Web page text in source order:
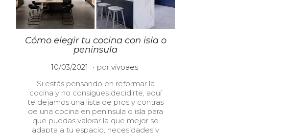
Cómo elegir tu cocina con isla o
península
P
b
l
i
c
a
d
10/03/2021
2
/
0
6
2
. por vivoaes
Si estás pensando en reformar la
cocina y no consigues decidirte, aquí
te dejamos una lista de pros y contras
de una cocina en península o isla para
que puedas valorar la que mejor se
adapta a tu espacio, necesidades y